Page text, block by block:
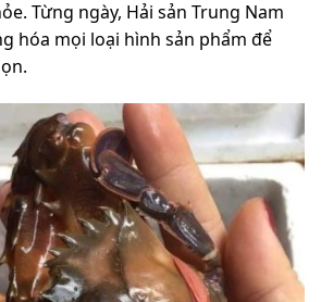
Từng ngày, Hải sản Trung Nam
hóa mọi loại hình sản phẩm để